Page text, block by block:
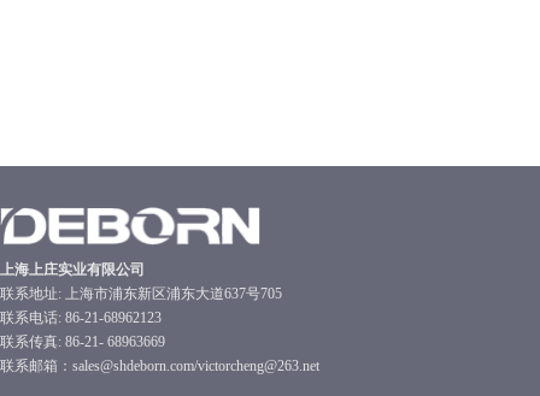
上海上庄实业有限公司
联系地址: 上海市浦东新区浦东大道637号705
联系电话: 86-21-68962123
联系传真: 86-21- 68963669
联系邮箱：sales@shdeborn.com/victorcheng@263.net